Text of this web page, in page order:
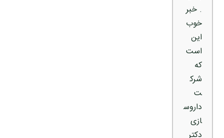
. خبر
خوب
این
است
که
شرک
ت
داروس
ازی
دکتر